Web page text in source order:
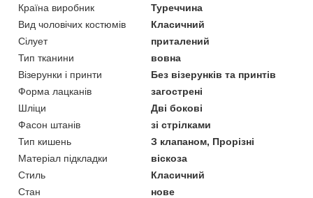
Країна виробник
Туреччина
Вид чоловічих костюмів
Класичний
Сілует
приталений
Тип тканини
вовна
Візерунки і принти
Без візерунків та принтів
Форма лацканів
загострені
Шліци
Дві бокові
Фасон штанів
зі стрілками
Тип кишень
З клапаном, Прорізні
Матеріал підкладки
віскоза
Стиль
Класичний
Стан
нове